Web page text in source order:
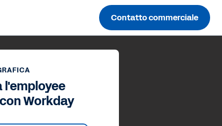
Contatto commerciale
l'employee
Workday